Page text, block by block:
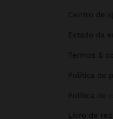
Centro de
Estado da
Termos &
Política de
Política de
Livro de